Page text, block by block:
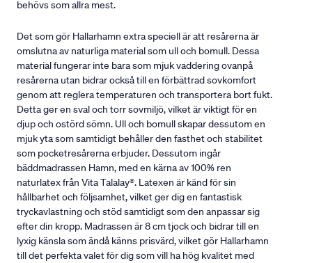
behövs som allra mest.
Det som gör Hallarhamn extra speciell är att resårerna är
omslutna av naturliga material som ull och bomull. Dessa
material fungerar inte bara som mjuk vaddering ovanpå
resårerna utan bidrar också till en förbättrad sovkomfort
genom att reglera temperaturen och transportera bort fukt.
Detta ger en sval och torr sovmiljö, vilket är viktigt för en
djup och ostörd sömn. Ull och bomull skapar dessutom en
mjuk yta som samtidigt behåller den fasthet och stabilitet
som pocketresårerna erbjuder. Dessutom ingår
bäddmadrassen Hamn, med en kärna av 100% ren
naturlatex från Vita Talalay®. Latexen är känd för sin
hållbarhet och följsamhet, vilket ger dig en fantastisk
tryckavlastning och stöd samtidigt som den anpassar sig
efter din kropp. Madrassen är 8 cm tjock och bidrar till en
lyxig känsla som ändå känns prisvärd, vilket gör Hallarhamn
till det perfekta valet för dig som vill ha hög kvalitet med